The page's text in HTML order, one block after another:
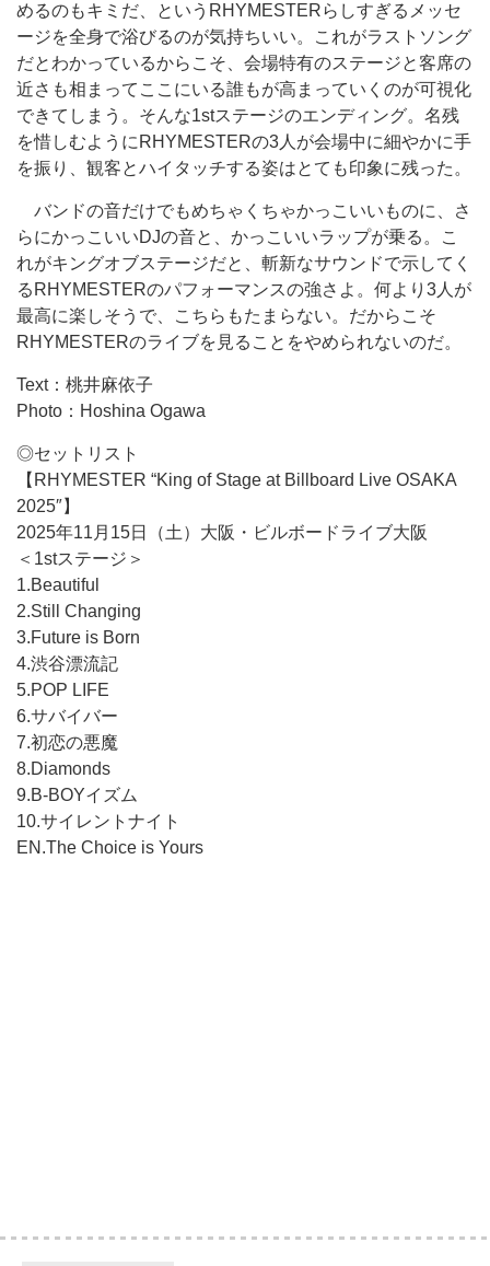
めるのもキミだ、というRHYMESTERらしすぎるメッセ
ージを全身で浴びるのが気持ちいい。これがラストソング
だとわかっているからこそ、会場特有のステージと客席の
近さも相まってここにいる誰もが高まっていくのが可視化
できてしまう。そんな1stステージのエンディング。名残
を惜しむようにRHYMESTERの3人が会場中に細やかに手
を振り、観客とハイタッチする姿はとても印象に残った。
バンドの音だけでもめちゃくちゃかっこいいものに、さ
らにかっこいいDJの音と、かっこいいラップが乗る。こ
れがキングオブステージだと、斬新なサウンドで示してく
るRHYMESTERのパフォーマンスの強さよ。何より3人が
最高に楽しそうで、こちらもたまらない。だからこそ
RHYMESTERのライブを見ることをやめられないのだ。
Text：桃井麻依子
Photo：Hoshina Ogawa
◎セットリスト
【RHYMESTER “King of Stage at Billboard Live OSAKA
2025″】
2025年11月15日（土）大阪・ビルボードライブ大阪
＜1stステージ＞
1.Beautiful
2.Still Changing
3.Future is Born
4.渋谷漂流記
5.POP LIFE
6.サバイバー
7.初恋の悪魔
8.Diamonds
9.B-BOYイズム
10.サイレントナイト
EN.The Choice is Yours